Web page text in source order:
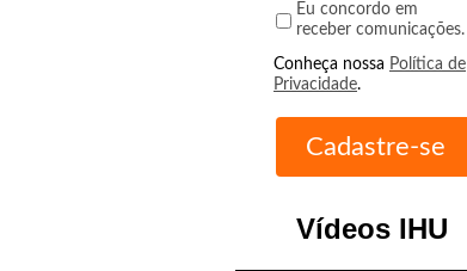
Eu concordo em
receber comunicações.
Conheça nossa Política de
Privacidade.
Vídeos IHU